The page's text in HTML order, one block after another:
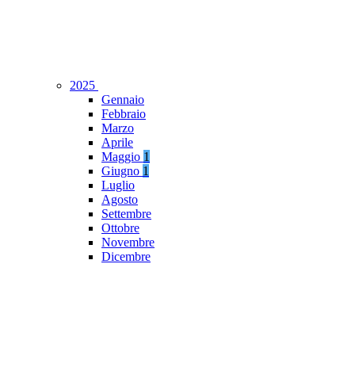
2025
Gennaio
Febbraio
Marzo
Aprile
Maggio 1
Giugno 1
Luglio
Agosto
Settembre
Ottobre
Novembre
Dicembre